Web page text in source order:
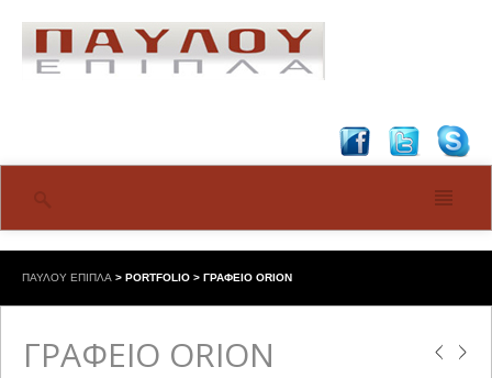
ΠΑΥΛΟΥ ΕΠΙΠΛΑ > PORTFOLIO > ΓΡΑΦΕΙΟ ORION
ΓΡΑΦΕΙΟ ORION